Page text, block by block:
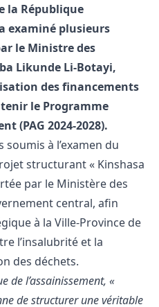
la République
examiné plusieurs
le Ministre des
Likunde Li-Botayi,
des financements
le Programme
(PAG 2024-2028).
à l’examen du
structurant « Kinshasa
par le Ministère des
central, afin
à la Ville-Province de
l’insalubrité et la
des déchets.
de l’assainissement, «
de structurer une véritable